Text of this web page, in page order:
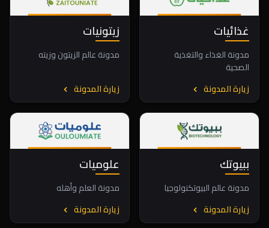
غذائيات
مدونة الغذاء والتغذية
الصحية
زيارة المدونة
زيتونيات
مدونة عالم الزيتون وزيته
زيارة المدونة
ببيوتك
مدونة عالم البيوتكنولوجيا
زيارة المدونة
علوميات
مدونة العلم وأهله
زيارة المدونة